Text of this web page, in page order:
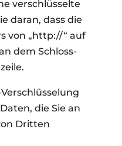
verschlüsselte
daran, dass die
von „http://“ auf
dem Schloss-
die Sie an
Dritten